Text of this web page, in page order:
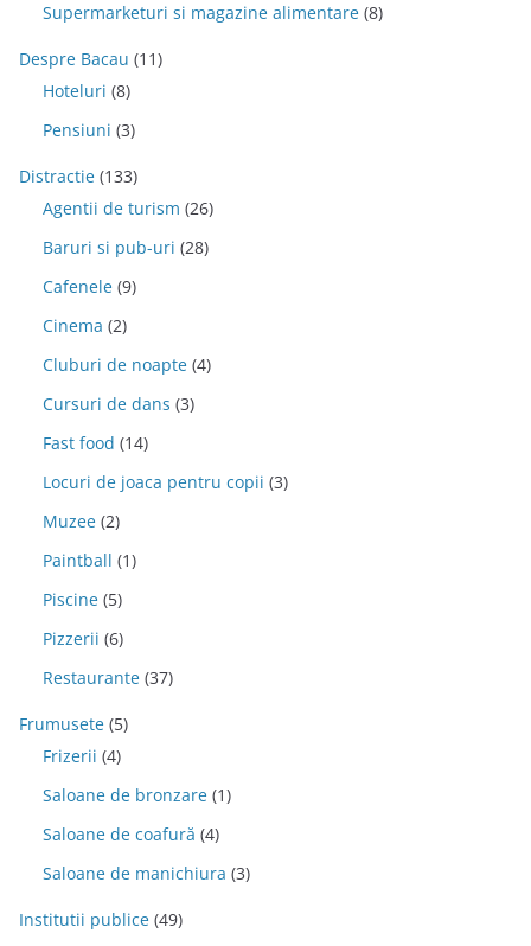
Supermarketuri si magazine alimentare (8)
Despre Bacau (11)
Hoteluri (8)
Pensiuni (3)
Distractie (133)
Agentii de turism (26)
Baruri si pub-uri (28)
Cafenele (9)
Cinema (2)
Cluburi de noapte (4)
Cursuri de dans (3)
Fast food (14)
Locuri de joaca pentru copii (3)
Muzee (2)
Paintball (1)
Piscine (5)
Pizzerii (6)
Restaurante (37)
Frumusete (5)
Frizerii (4)
Saloane de bronzare (1)
Saloane de coafură (4)
Saloane de manichiura (3)
Institutii publice (49)